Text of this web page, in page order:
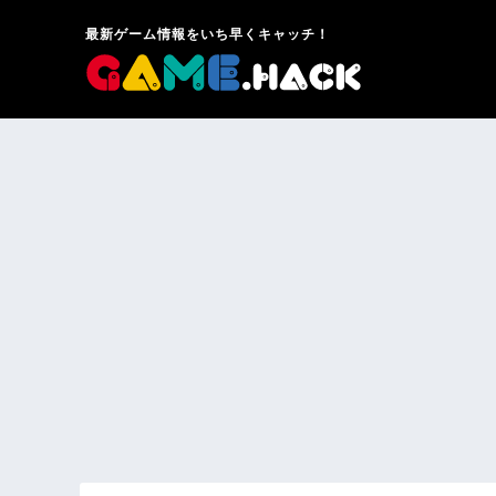
最新ゲーム情報をいち早くキャッチ！